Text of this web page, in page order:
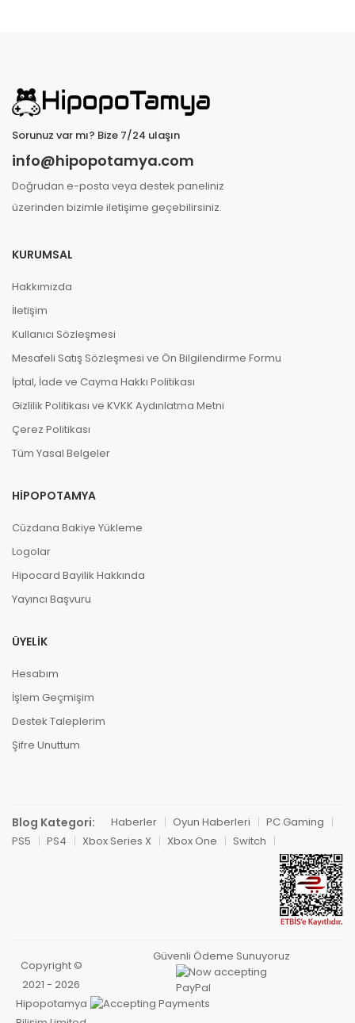
Sorunuz var mı? Bize 7/24 ulaşın
info@hipopotamya.com
Doğrudan e-posta veya destek paneliniz
üzerinden bizimle iletişime geçebilirsiniz.
KURUMSAL
Hakkımızda
İletişim
Kullanıcı Sözleşmesi
Mesafeli Satış Sözleşmesi ve Ön Bilgilendirme Formu
İptal, İade ve Cayma Hakkı Politikası
Gizlilik Politikası ve KVKK Aydınlatma Metni
Çerez Politikası
Tüm Yasal Belgeler
HIPOPOTAMYA
Cüzdana Bakiye Yükleme
Logolar
Hipocard Bayilik Hakkında
Yayıncı Başvuru
ÜYELIK
Hesabım
İşlem Geçmişim
Destek Taleplerim
Şifre Unuttum
Blog Kategori: Haberler Oyun Haberleri
PC Gaming
PS5
PS4 Xbox Series X Xbox One Switch
Copyright ©
2021 - 2026
Hipopotamya
Güvenli Ödeme Sunuyoruz